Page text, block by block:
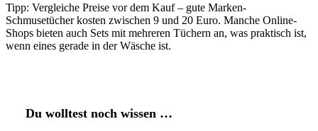
Tipp: Vergleiche Preise vor dem Kauf – gute Marken-
Schmusetücher kosten zwischen 9 und 20 Euro. Manche Online-
Shops bieten auch Sets mit mehreren Tüchern an, was praktisch ist,
wenn eines gerade in der Wäsche ist.
Du wolltest noch wissen …